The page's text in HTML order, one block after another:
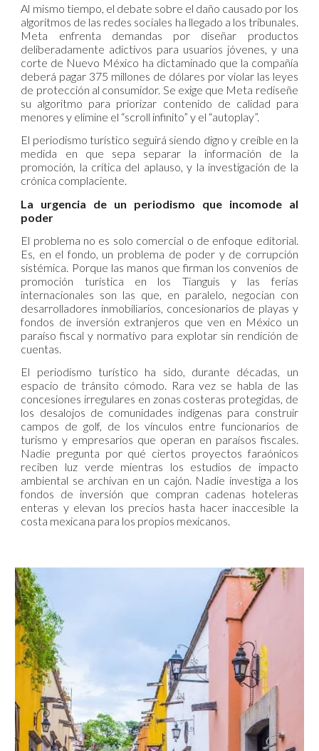
Al mismo tiempo, el debate sobre el daño causado por los
algoritmos de las redes sociales ha llegado a los tribunales.
Meta enfrenta demandas por diseñar productos
deliberadamente adictivos para usuarios jóvenes, y una
corte de Nuevo México ha dictaminado que la compañía
deberá pagar 375 millones de dólares por violar las leyes
de protección al consumidor. Se exige que Meta rediseñe
su algoritmo para priorizar contenido de calidad para
menores y elimine el “scroll infinito” y el “autoplay”.
El periodismo turístico seguirá siendo digno y creíble en la
medida en que sepa separar la información de la
promoción, la crítica del aplauso, y la investigación de la
crónica complaciente.
La urgencia de un periodismo que incomode al
poder
El problema no es solo comercial o de enfoque editorial.
Es, en el fondo, un problema de poder y de corrupción
sistémica. Porque las manos que firman los convenios de
promoción turística en los Tianguis y las ferias
internacionales son las que, en paralelo, negocian con
desarrolladores inmobiliarios, concesionarios de playas y
fondos de inversión extranjeros que ven en México un
paraíso fiscal y normativo para explotar sin rendición de
cuentas.
El periodismo turístico ha sido, durante décadas, un
espacio de tránsito cómodo. Rara vez se habla de las
concesiones irregulares en zonas costeras protegidas, de
los desalojos de comunidades indígenas para construir
campos de golf, de los vínculos entre funcionarios de
turismo y empresarios que operan en paraísos fiscales.
Nadie pregunta por qué ciertos proyectos faraónicos
reciben luz verde mientras los estudios de impacto
ambiental se archivan en un cajón. Nadie investiga a los
fondos de inversión que compran cadenas hoteleras
enteras y elevan los precios hasta hacer inaccesible la
costa mexicana para los propios mexicanos.